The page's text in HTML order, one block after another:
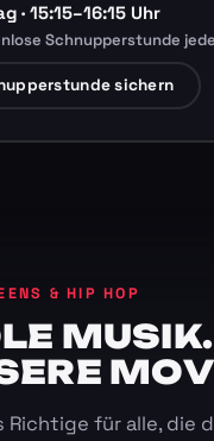
· 15:15–16:15 Uhr
Schnupperstunde
sichern
& HIP HOP
Richtige für alle, die